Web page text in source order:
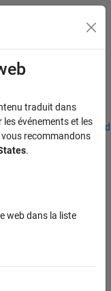
de nos bureaux
du menu
traduit dans
événements et les
recommandons
.
web dans la liste